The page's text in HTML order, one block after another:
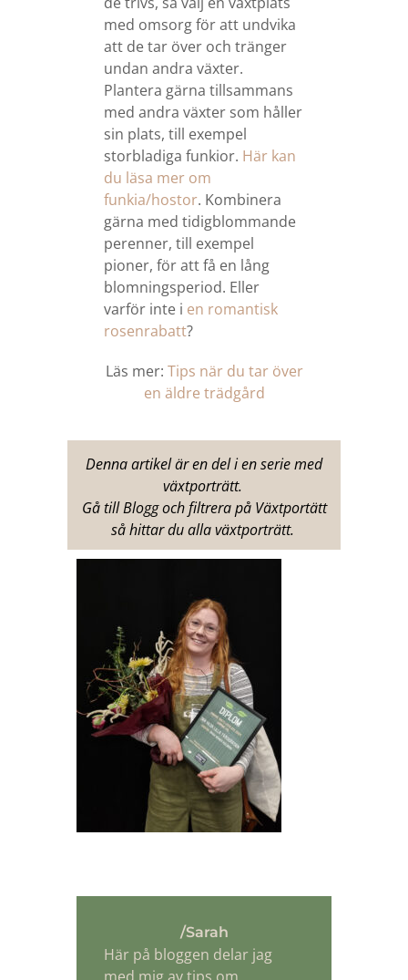
med omsorg för att undvika
att de tar över och tränger
undan andra växter.
Plantera gärna tillsammans
med andra växter som håller
sin plats, till exempel
storbladiga funkior. Här kan
du läsa mer om
funkia/hostor. Kombinera
gärna med tidigblommande
perenner, till exempel
pioner, för att få en lång
blomningsperiod. Eller
varför inte i en romantisk
rosenrabatt?
Läs mer: Tips när du tar över
en äldre trädgård
Denna artikel är en del i en serie med
växtporträtt.
Gå till Blogg och filtrera på Växtportätt
så hittar du alla växtporträtt.
/Sarah
Här på bloggen delar jag